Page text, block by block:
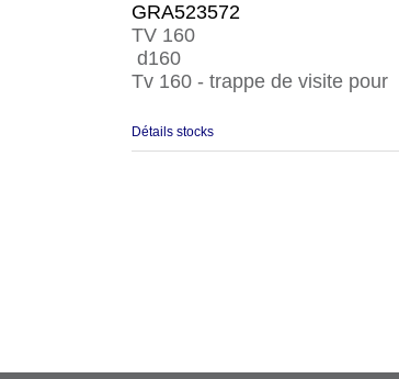
GRA523572
TV 160
d160
Tv 160 - trappe de visite pour
Détails stocks